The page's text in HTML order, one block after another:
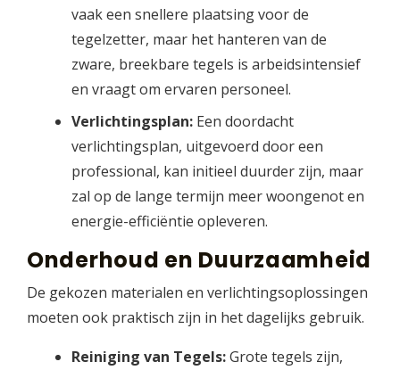
vaak een snellere plaatsing voor de
tegelzetter, maar het hanteren van de
zware, breekbare tegels is arbeidsintensief
en vraagt om ervaren personeel.
Verlichtingsplan:Een doordacht
verlichtingsplan, uitgevoerd door een
professional, kan initieel duurder zijn, maar
zal op de lange termijn meer woongenot en
energie-efficiëntie opleveren.
Onderhoud en Duurzaamheid
De gekozen materialen en verlichtingsoplossingen
moeten ook praktisch zijn in het dagelijks gebruik.
Reiniging van Tegels:Grote tegels zijn,